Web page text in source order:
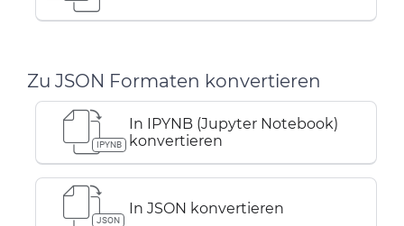
Zu JSON Formaten konvertieren
IPYNB
In IPYNB (Jupyter Notebook)
konvertieren
JSON
In JSON konvertieren